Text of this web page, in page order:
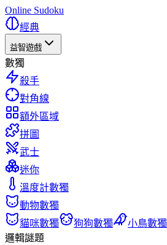
Online Sudoku
經典
益智遊戲
數獨
殺手
對角線
額外區域
拼圖
武士
迷你
溫度計數獨
動物數獨
貓咪數獨
狗狗數獨
小鳥數獨
邏輯謎題